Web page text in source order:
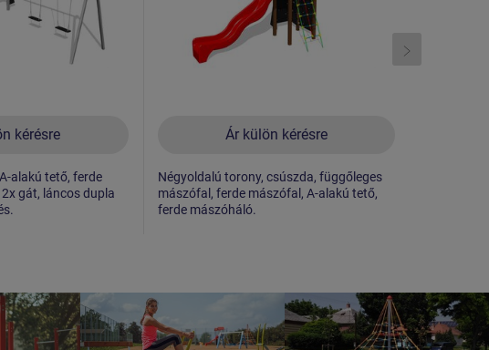
kérésre
alakú tető, ferde
gát, láncos dupla
Ár külön kérésre
Négyoldalú torony, csúszda, függőleges
mászófal, ferde mászófal, A-alakú tető,
ferde mászóháló.